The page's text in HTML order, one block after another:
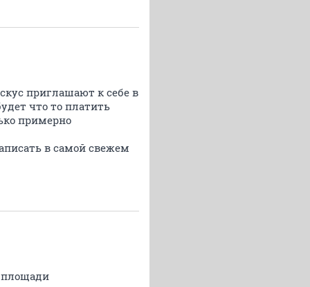
приглашают к себе в
что то платить
примерно
в самой свежем
площади